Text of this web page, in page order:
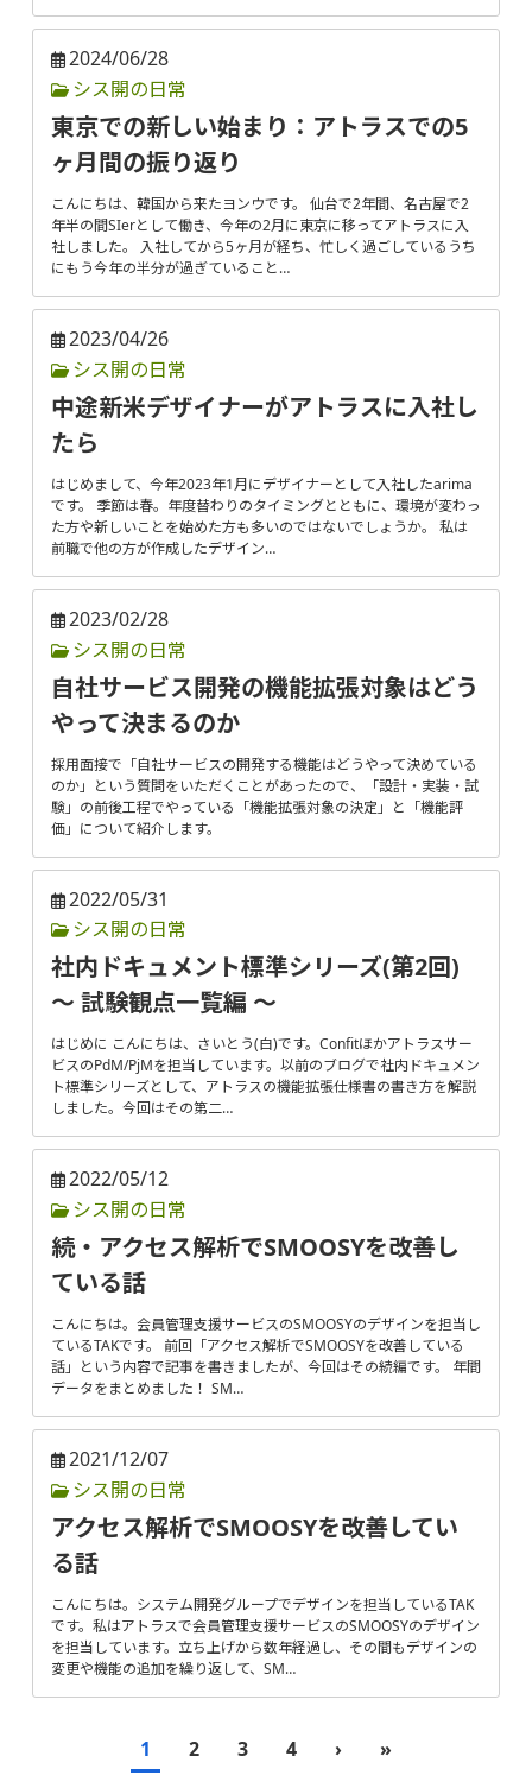
2024/06/28
シス開の日常
東京での新しい始まり：アトラスでの5
ヶ月間の振り返り
こんにちは、韓国から来たヨンウです。 仙台で2年間、名古屋で2
年半の間SIerとして働き、今年の2月に東京に移ってアトラスに入
社しました。 入社してから5ヶ月が経ち、忙しく過ごしているうち
にもう今年の半分が過ぎていること…
2023/04/26
シス開の日常
中途新米デザイナーがアトラスに入社し
たら
はじめまして、今年2023年1月にデザイナーとして入社したarima
です。 季節は春。年度替わりのタイミングとともに、環境が変わっ
た方や新しいことを始めた方も多いのではないでしょうか。 私は
前職で他の方が作成したデザイン…
2023/02/28
シス開の日常
自社サービス開発の機能拡張対象はどう
やって決まるのか
採用面接で「自社サービスの開発する機能はどうやって決めている
のか」という質問をいただくことがあったので、「設計・実装・試
験」の前後工程でやっている「機能拡張対象の決定」と「機能評
価」について紹介します。
2022/05/31
シス開の日常
社内ドキュメント標準シリーズ(第2回)
〜 試験観点一覧編 〜
はじめに こんにちは、さいとう(白)です。Confitほかアトラスサー
ビスのPdM/PjMを担当しています。以前のブログで社内ドキュメン
ト標準シリーズとして、アトラスの機能拡張仕様書の書き方を解説
しました。今回はその第二…
2022/05/12
シス開の日常
続・アクセス解析でSMOOSYを改善し
ている話
こんにちは。会員管理支援サービスのSMOOSYのデザインを担当し
ているTAKです。 前回「アクセス解析でSMOOSYを改善している
話」という内容で記事を書きましたが、今回はその続編です。 年間
データをまとめました！ SM…
2021/12/07
シス開の日常
アクセス解析でSMOOSYを改善してい
る話
こんにちは。システム開発グループでデザインを担当しているTAK
です。私はアトラスで会員管理支援サービスのSMOOSYのデザイン
を担当しています。立ち上げから数年経過し、その間もデザインの
変更や機能の追加を繰り返して、SM…
1 2 3 4 › »